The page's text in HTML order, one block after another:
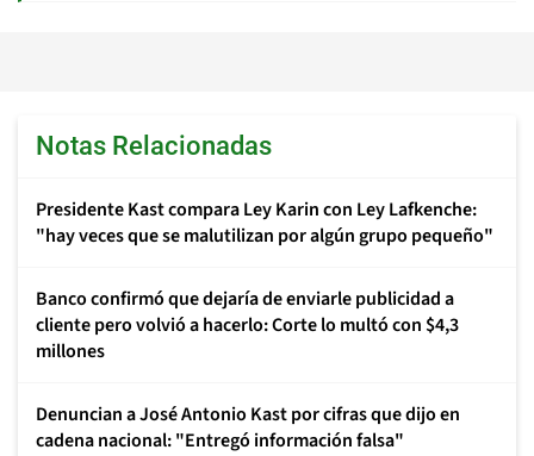
Notas Relacionadas
Presidente Kast compara Ley Karin con Ley Lafkenche:
"hay veces que se malutilizan por algún grupo pequeño"
Banco confirmó que dejaría de enviarle publicidad a
cliente pero volvió a hacerlo: Corte lo multó con $4,3
millones
Denuncian a José Antonio Kast por cifras que dijo en
cadena nacional: "Entregó información falsa"